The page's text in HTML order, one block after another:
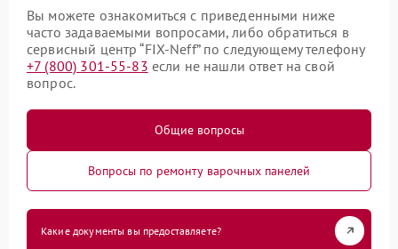
Вы можете ознакомиться с приведенными ниже
часто задаваемыми вопросами, либо обратиться в
сервисный центр “FIX-Neff” по следующему телефону
+7 (800) 301-55-83 если не нашли ответ на свой
вопрос.
Общие вопросы
Вопросы по ремонту варочных панелей
Какие документы вы предоставляете?